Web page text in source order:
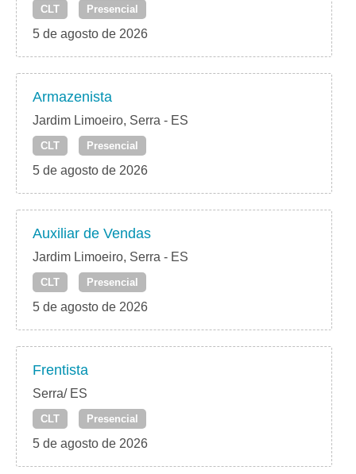
CLT Presencial
5 de agosto de 2026
Armazenista
Jardim Limoeiro, Serra - ES
CLT Presencial
5 de agosto de 2026
Auxiliar de Vendas
Jardim Limoeiro, Serra - ES
CLT Presencial
5 de agosto de 2026
Frentista
Serra/ ES
CLT Presencial
5 de agosto de 2026